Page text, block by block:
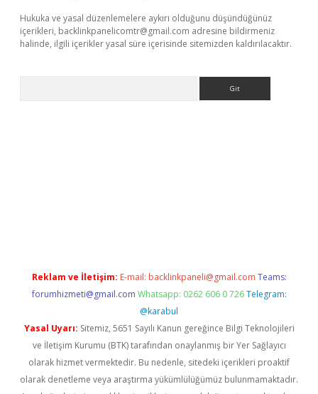
Hukuka ve yasal düzenlemelere aykırı olduğunu düşündüğünüz
içerikleri, backlinkpanelicomtr@gmail.com adresine bildirmeniz
halinde, ilgili içerikler yasal süre içerisinde sitemizden kaldırılacaktır.
Reklam ve İletişim: E-mail: backlinkpaneli@gmail.com Teams:
forumhizmeti@gmail.com Whatsapp: 0262 606 0 726 Telegram:
@karabul
Yasal Uyarı: Sitemiz, 5651 Sayılı Kanun gereğince Bilgi Teknolojileri
ve İletişim Kurumu (BTK) tarafından onaylanmış bir Yer Sağlayıcı
olarak hizmet vermektedir. Bu nedenle, sitedeki içerikleri proaktif
olarak denetleme veya araştırma yükümlülüğümüz bulunmamaktadır.